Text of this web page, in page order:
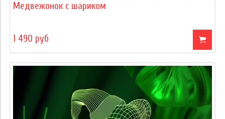
Медвежонок с шариком
1 490 руб